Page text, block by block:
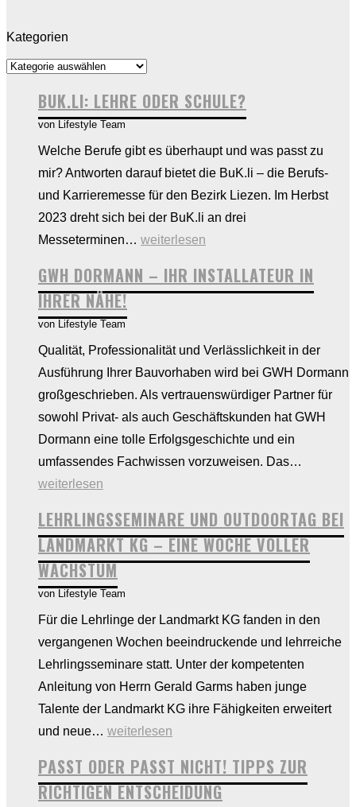
Kategorien
BUK.LI: LEHRE ODER SCHULE?
von Lifestyle Team
Welche Berufe gibt es überhaupt und was passt zu
mir? Antworten darauf bietet die BuK.li – die Berufs-
und Karrieremesse für den Bezirk Liezen. Im Herbst
2023 dreht sich bei der BuK.li an drei
Messeterminen… BUK.li:
oder
weiterlesen
GWH DORMANN – IHR INSTALLATEUR IN
IHRER NÄHE!
von Lifestyle Team
Qualität, Professionalität und Verlässlichkeit in der
Ausführung Ihrer Bauvorhaben wird bei GWH Dormann
großgeschrieben. Als vertrauenswürdiger Partner für
sowohl Privat- als auch Geschäftskunden hat GWH
Dormann eine tolle Erfolgsgeschichte und ein
umfassendes Fachwissen vorzuweisen. Das…
Ihr
Nähe!
weiterlesen
LEHRLINGSSEMINARE UND OUTDOORTAG BEI
LANDMARKT KG – EINE WOCHE VOLLER
WACHSTUM
von Lifestyle Team
Für die Lehrlinge der Landmarkt KG fanden in den
vergangenen Wochen beeindruckende und lehrreiche
Lehrlingsseminare statt. Unter der kompetenten
Anleitung von Herrn Gerald Garms haben junge
Talente der Landmarkt KG ihre Fähigkeiten erweitert
und neue… Lehrlingsseminare
Outdoortag
bei
weiterlesen
PASST ODER PASST NICHT! TIPPS ZUR
RICHTIGEN ENTSCHEIDUNG